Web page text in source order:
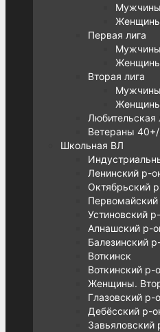
Мужчины
Первая лига
Мужчины
Вторая лига
Мужчины
Ветераны
Школьная ВЛ
Ленинский р-
Октябрьский
Первомайский
Устиновский
Алнашский р-
Балезинский
Воткинск
Воткинский р-
Женщины.
Глазовский р-
Дебёсский р-
Завьяловский